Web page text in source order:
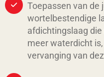
Toepassen van de
wortelbestendige
afdichtingslaag
meer waterdicht
vervanging van